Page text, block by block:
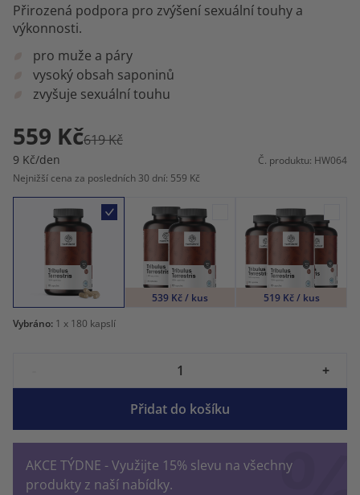
Přirozená podpora pro zvýšení sexuální touhy a
výkonnosti.
pro muže a páry
vysoký obsah saponinů
zvyšuje sexuální touhu
559 Kč619 Kč
9 Kč/den
Č. produktu: HW064
Nejnižší cena za posledních 30 dní: 559 Kč
539 Kč / kus
519 Kč / kus
Vybráno: 1 x 180 kapslí
+
Přidat do košíku
AKCE TÝDNE - Využijte 15% slevu na všechny
produkty z naší nabídky.